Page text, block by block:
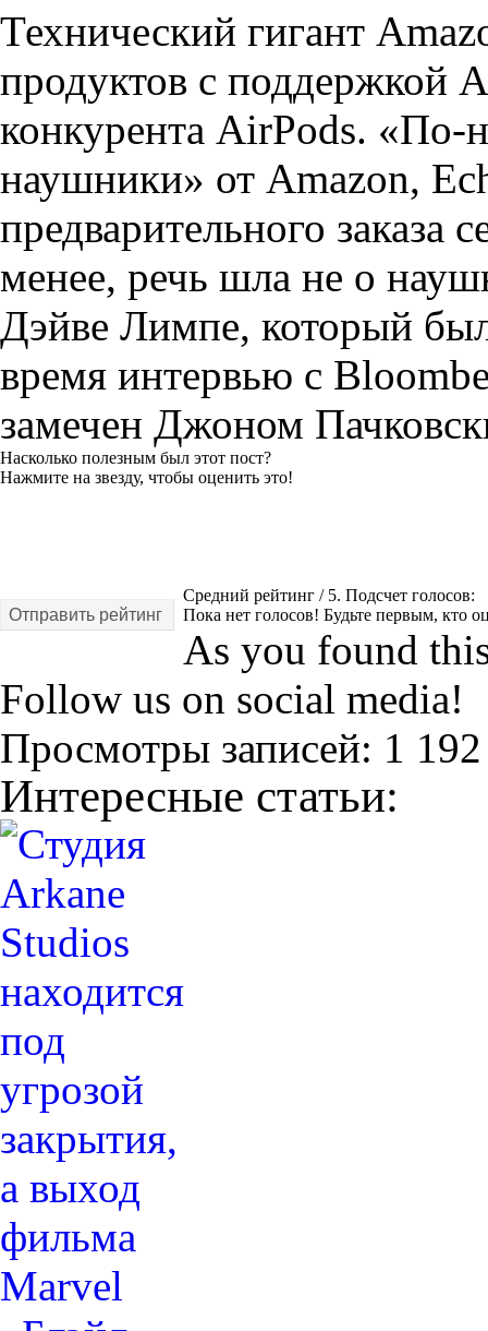
Технический гигант
продуктов с поддержкой
конкурента AirPods. «По-
наушники» от Amazon,
предварительного заказа
менее, речь шла не о
Дэйве Лимпе, который
время интервью с
замечен Джоном
Насколько полезным был этот пост?
Нажмите на звезду, чтобы оценить это!
Отправить рейтинг
Средний рейтинг / 5. Подсчет голосов:
Пока нет голосов! Будьте первым, кто
As you found
Follow us on social media!
Просмотры записей: 1 192
Интересные статьи: